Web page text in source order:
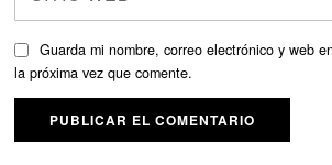
Guarda mi nombre, correo electrónico y web
la próxima vez que comente.